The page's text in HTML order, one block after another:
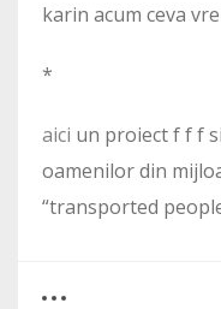
karin acum ceva
*
aici un proiect f f f
oamenilor din
“transported